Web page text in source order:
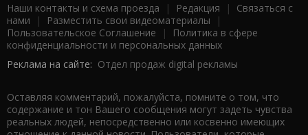
Наши контакты и схема проезда | Редакция | Связаться с
нами | Разместить свои видеоматериалы |
Пользовательское Соглашение |
Политика в сфере
конфиденциальности и персональных данных
Реклама на сайте: Отдел продаж digital рекламы
Оставляя комментарий, пожалуйста, помните о том, что
содержание и тон Вашего сообщения могут задеть чувства
реальных людей, непосредственно или косвенно имеющих